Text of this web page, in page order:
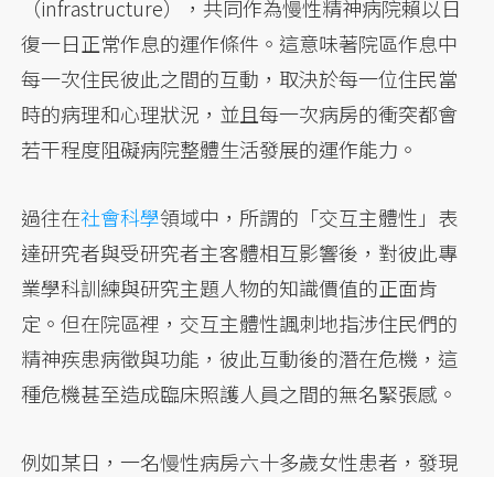
（infrastructure），共同作為慢性精神病院賴以日
復一日正常作息的運作條件。這意味著院區作息中
每一次住民彼此之間的互動，取決於每一位住民當
時的病理和心理狀況，並且每一次病房的衝突都會
若干程度阻礙病院整體生活發展的運作能力。
過往在社會科學領域中，所謂的「交互主體性」表
達研究者與受研究者主客體相互影響後，對彼此專
業學科訓練與研究主題人物的知識價值的正面肯
定。但在院區裡，交互主體性諷刺地指涉住民們的
精神疾患病徵與功能，彼此互動後的潛在危機，這
種危機甚至造成臨床照護人員之間的無名緊張感。
例如某日，一名慢性病房六十多歲女性患者，發現